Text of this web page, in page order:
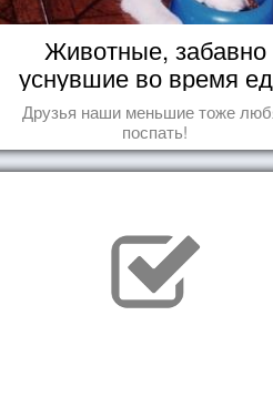
Животные, забавно
уснувшие во время
Друзья наши меньшие тоже
поспать!